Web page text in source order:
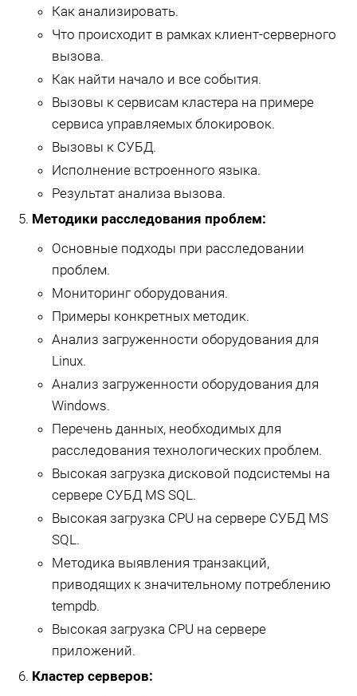
Как анализировать.
Что происходит в рамках клиент-серверного
вызова.
Как найти начало и все события.
Вызовы к сервисам кластера на примере
сервиса управляемых блокировок.
Вызовы к СУБД.
Исполнение встроенного языка.
Результат анализа вызова.
Методики расследования проблем:
Основные подходы при расследовании
проблем.
Мониторинг оборудования.
Примеры конкретных методик.
Анализ загруженности оборудования для
Linux.
Анализ загруженности оборудования для
Windows.
Перечень данных, необходимых для
расследования технологических проблем.
Высокая загрузка дисковой подсистемы на
сервере СУБД MS SQL.
Высокая загрузка CPU на сервере СУБД MS
SQL.
Методика выявления транзакций,
приводящих к значительному потреблению
tempdb.
Высокая загрузка CPU на сервере
приложений.
Кластер серверов: